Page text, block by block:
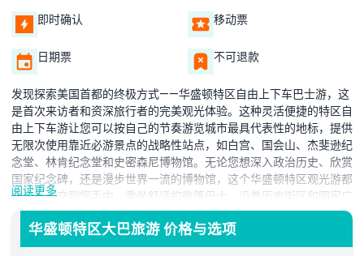
即时确认 移动票
日期票 不可退款
发现探索美国首都的终极方式——华盛顿特区自由上下车巴士游，这
是首次来访者和资深旅行者的完美观光体验。这种灵活便捷的特区自
由上下车游让您可以按自己的节奏游览城市最具代表性的地标，提供
无限次使用靠近必游景点的战略性站点，如白宫、国会山、杰斐逊纪
念堂、林肯纪念堂和史密森尼博物馆。无论您想深入政治历史、欣赏
国家纪念碑，还是漫步世界一流的博物馆，这个华盛顿特区观光游都
将选择权交到您手中。乘坐舒适的敞篷巴士，沿着历史街区和国家广
场风景线路轻松畅游。车上的多语言音频导览提供关于城市历史、文
化和建筑的精彩解说，非常适合家庭教育旅行或单独探险。班次频
繁，出发点用户友好，特区自由上下车游旨在节省您的时间，提升您
阅读更多
华盛顿特区大巴旅游 价格与选项